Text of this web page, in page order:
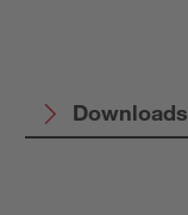
Downloads